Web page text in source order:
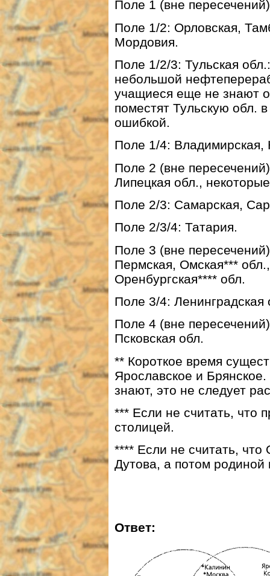
Поле 1 (вне
Поле 1/2: Орловская,
Мордовия.
Поле 1/2/3: Тульская
небольшой
учащиеся еще не знают
поместят Тульскую обл.
ошибкой.
Поле 1/4: Владимирская,
Поле 2 (вне
Липецкая обл.,
Поле 2/3: Самарская,
Поле 2/3/4: Татария.
Поле 3 (вне
Пермская, Омская***
Оренбургская**** обл.
Поле 3/4: Ленинградская
Поле 4 (вне
Псковская обл.
** Короткое время
Ярославское и
знают, это не следует
*** Если не считать, что
столицей.
**** Если не считать,
Дутова, а потом родиной
Ответ: